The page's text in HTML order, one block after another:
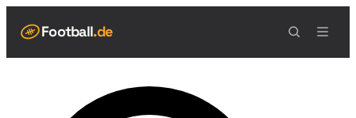
Football.de